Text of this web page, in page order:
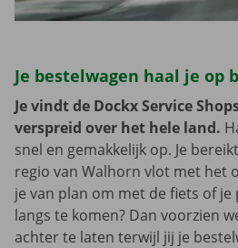
Je bestelwagen haal je op
Je vindt de Dockx Service
verspreid over het hele land.
snel en gemakkelijk op. Je
regio van Walhorn vlot met het
je van plan om met de fiets of
langs te komen? Dan voorzien
achter te laten terwijl jij je